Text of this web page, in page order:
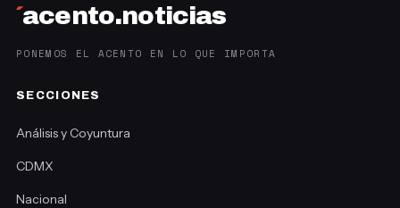
´acento.noticias
PONEMOS EL ACENTO EN LO QUE IMPORTA
SECCIONES
Análisis y Coyuntura
CDMX
Nacional